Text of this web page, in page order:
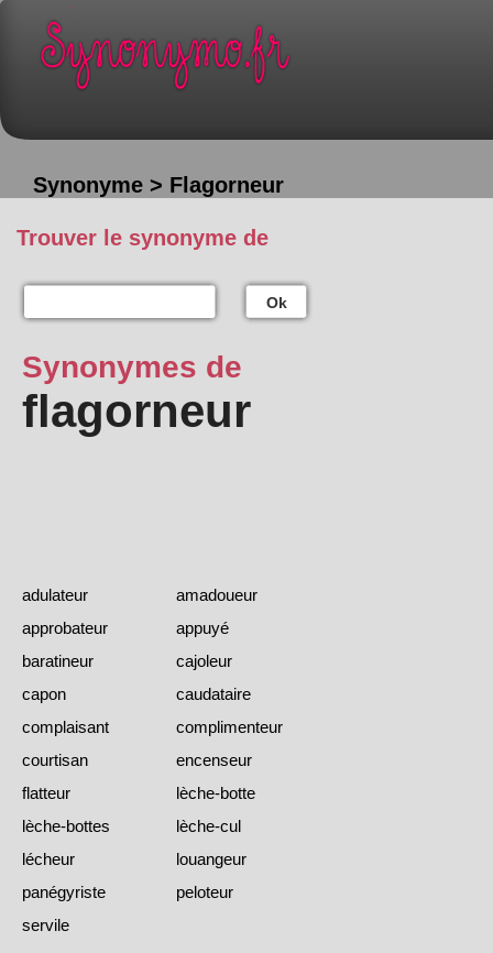
Synonyme > Flagorneur
Trouver le synonyme de
Ok
Synonymes de
flagorneur
adulateur
amadoueur
approbateur
appuyé
baratineur
cajoleur
capon
caudataire
complaisant
complimenteur
courtisan
encenseur
flatteur
lèche-botte
lèche-bottes
lèche-cul
lécheur
louangeur
panégyriste
peloteur
servile